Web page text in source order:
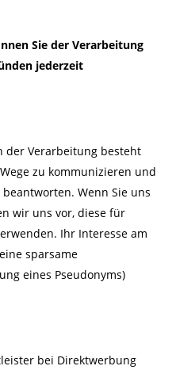
Sie der Verarbeitung
jederzeit
der Verarbeitung besteht
zu kommunizieren und
Wenn Sie uns
wir uns vor, diese für
Ihr Interesse am
sparsame
eines Pseudonyms)
bei Direktwerbung